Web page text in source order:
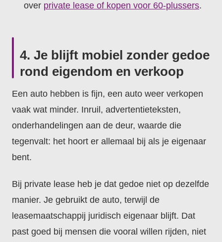
over private lease of kopen voor 60-plussers.
4. Je blijft mobiel zonder gedoe
rond eigendom en verkoop
Een auto hebben is fijn, een auto weer verkopen
vaak wat minder. Inruil, advertentieteksten,
onderhandelingen aan de deur, waarde die
tegenvalt: het hoort er allemaal bij als je eigenaar
bent.
Bij private lease heb je dat gedoe niet op dezelfde
manier. Je gebruikt de auto, terwijl de
leasemaatschappij juridisch eigenaar blijft. Dat
past goed bij mensen die vooral willen rijden, niet